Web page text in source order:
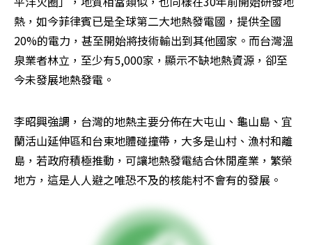
熱，如今菲律賓已是全球第二大地熱發電國，提供全國
20%的電力，甚至開始將技術輸出到其他國家。而台灣溫
泉業者林立，至少有5,000家，顯示不缺地熱資源，卻至
今未發展地熱發電。
李昭興強調，台灣的地熱主要分佈在大屯山、龜山島、宜
蘭活山延伸區和台東地體碰撞帶，大多是山村、漁村和離
島，若政府積極推動，可讓地熱發電結合休閒產業，繁榮
地方，這是人人避之唯恐不及的核能村不會有的發展。